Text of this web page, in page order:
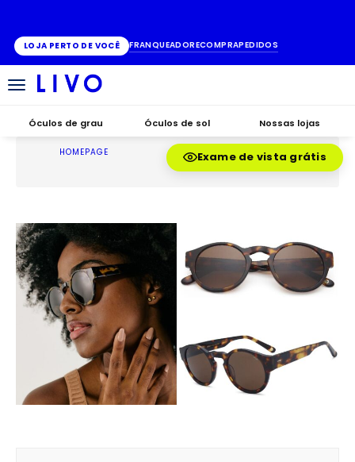
LOJA PERTO DE VOCÊ FRANQUEADORECOMPRAPEDIDOS
Alternar
Óculos de grau Óculos de sol Nossas lojas
Exame de vista grátis
HOMEPAGE